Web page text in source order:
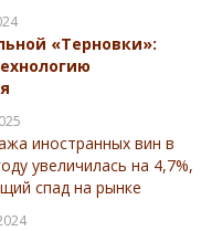
«Терновки»:
иностранных вин в
увеличилась на 4,7%,
спад на рынке